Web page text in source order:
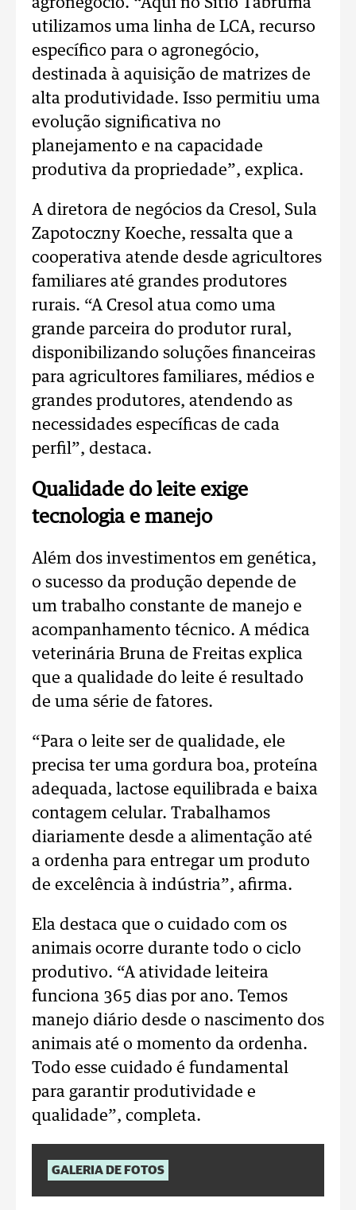
agronegócio. “Aqui no Sítio Tabruma
utilizamos uma linha de LCA, recurso
específico para o agronegócio,
destinada à aquisição de matrizes de
alta produtividade. Isso permitiu uma
evolução significativa no
planejamento e na capacidade
produtiva da propriedade”, explica.
A diretora de negócios da Cresol, Sula
Zapotoczny Koeche, ressalta que a
cooperativa atende desde agricultores
familiares até grandes produtores
rurais. “A Cresol atua como uma
grande parceira do produtor rural,
disponibilizando soluções financeiras
para agricultores familiares, médios e
grandes produtores, atendendo as
necessidades específicas de cada
perfil”, destaca.
Qualidade do leite exige
tecnologia e manejo
Além dos investimentos em genética,
o sucesso da produção depende de
um trabalho constante de manejo e
acompanhamento técnico. A médica
veterinária Bruna de Freitas explica
que a qualidade do leite é resultado
de uma série de fatores.
“Para o leite ser de qualidade, ele
precisa ter uma gordura boa, proteína
adequada, lactose equilibrada e baixa
contagem celular. Trabalhamos
diariamente desde a alimentação até
a ordenha para entregar um produto
de excelência à indústria”, afirma.
Ela destaca que o cuidado com os
animais ocorre durante todo o ciclo
produtivo. “A atividade leiteira
funciona 365 dias por ano. Temos
manejo diário desde o nascimento dos
animais até o momento da ordenha.
Todo esse cuidado é fundamental
para garantir produtividade e
qualidade”, completa.
GALERIA DE FOTOS